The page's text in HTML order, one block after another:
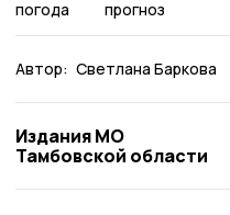
погода прогноз
Автор: Светлана Баркова
Издания МО
Тамбовской области